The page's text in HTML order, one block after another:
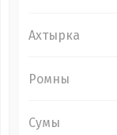
Ахтырка
Ромны
Сумы